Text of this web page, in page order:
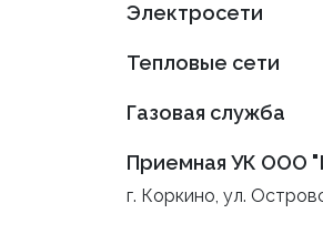
Электросети
Тепловые сети
Газовая служба
Приемная УК ООО
г. Коркино, ул.